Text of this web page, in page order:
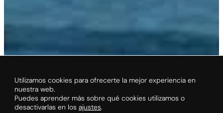
Utilizamos cookies para ofrecerte la mejor experiencia en
nuestra web.
Puedes aprender más sobre qué cookies utilizamos o
desactivarlas en los ajustes.